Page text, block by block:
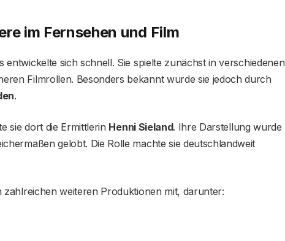
im Fernsehen und Film
sich schnell. Sie spielte zunächst in verschiedenen
Filmrollen. Besonders bekannt wurde sie jedoch durch
.
sie dort die Ermittlerin Henni Sieland. Ihre Darstellung wurde
gelobt. Die Rolle machte sie deutschlandweit
zahlreichen weiteren Produktionen mit, darunter: